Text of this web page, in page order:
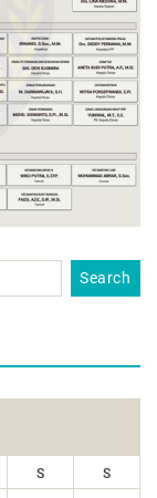
S S